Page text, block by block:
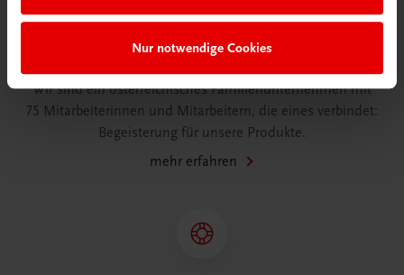
Nur notwendige Cookies
Wir sind ein österreichisches Familienunternehmen mit
75 Mitarbeiterinnen und Mitarbeitern, die eines verbindet:
Begeisterung für unsere Produkte.
mehr erfahren